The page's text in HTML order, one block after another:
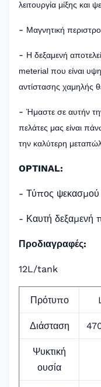
λειτουργία μίξης και
- Μαγνητική
- Η δεξαμενή
meterial που είναι
αντίστασης χαμηλής
- Ήμαστε σε αυτήν
πελάτες μας είναι
την καλύτερη
OPTINAL:
- Τύπος ψεκασμού
- Καυτή δεξαμενή
Προδιαγραφές:
12L/tank
Πρότυπο
Διάσταση
Ψυκτική
ουσία